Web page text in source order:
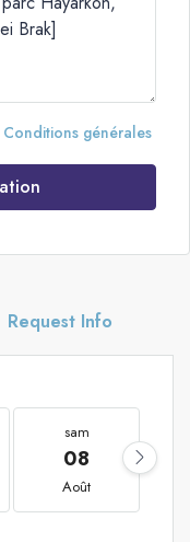
Conditions générales
Request Info
sam
08
Août